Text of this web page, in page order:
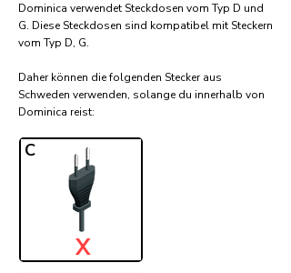
Dominica verwendet Steckdosen vom Typ D und
G. Diese Steckdosen sind kompatibel mit Steckern
vom Typ D, G.
Daher können die folgenden Stecker aus
Schweden verwenden, solange du innerhalb von
Dominica reist:​
C
X